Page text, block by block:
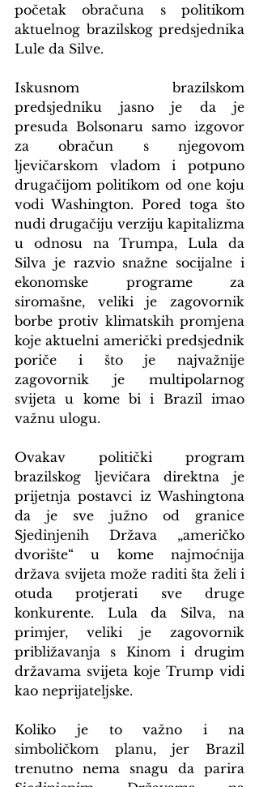
početak obračuna s politikom
aktuelnog brazilskog predsjednika
Lule da Silve.
Iskusnom brazilskom
predsjedniku jasno je da je
presuda Bolsonaru samo izgovor
za obračun s njegovom
ljevičarskom vladom i potpuno
drugačijom politikom od one koju
vodi Washington. Pored toga što
nudi drugačiju verziju kapitalizma
u odnosu na Trumpa, Lula da
Silva je razvio snažne socijalne i
ekonomske programe za
siromašne, veliki je zagovornik
borbe protiv klimatskih promjena
koje aktuelni američki predsjednik
poriče i što je najvažnije
zagovornik je multipolarnog
svijeta u kome bi i Brazil imao
važnu ulogu.
Ovakav politički program
brazilskog ljevičara direktna je
prijetnja postavci iz Washingtona
da je sve južno od granice
Sjedinjenih Država „američko
dvorište“ u kome najmoćnija
država svijeta može raditi šta želi i
otuda protjerati sve druge
konkurente. Lula da Silva, na
primjer, veliki je zagovornik
približavanja s Kinom i drugim
državama svijeta koje Trump vidi
kao neprijateljske.
Koliko je to važno i na
simboličkom planu, jer Brazil
trenutno nema snagu da parira